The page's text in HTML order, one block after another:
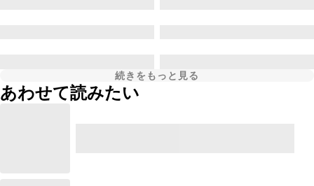
続きをもっと見る
あわせて読みたい